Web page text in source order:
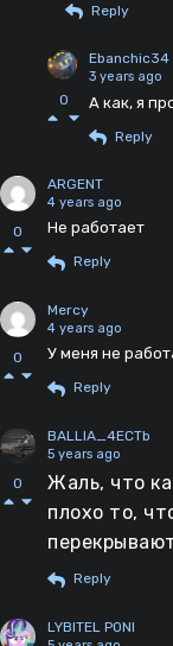
Reply
0
Ebanchic34
3 years ago
А как, я
Reply
0
ARGENT
4 years ago
Не работает
Reply
0
Mercy
4 years ago
У меня не
Reply
0
BALLIA_4ECTb
5 years ago
Жаль, что
плохо то,
Reply
LYBITEL PONI